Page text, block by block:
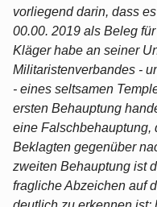
vorliegend darin, dass
00.00. 2019 als Beleg
Kläger habe an seiner
Militaristenverbandes -
- eines seltsamen
ersten Behauptung
eine Falschbehauptung,
Beklagten gegenüber
zweiten Behauptung ist
fragliche Abzeichen auf